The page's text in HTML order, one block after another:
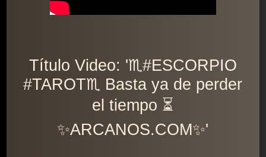
Título Video: '♏️#ESCORPIO
#TAROT♏️ Basta ya de perder
el tiempo ⏳
✨ARCANOS.COM✨'